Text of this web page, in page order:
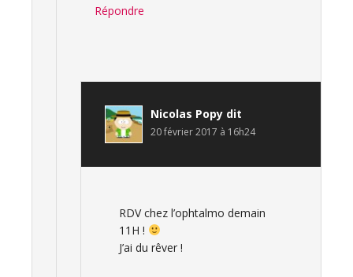
Répondre
Nicolas Popy dit
20 février 2017 à 16h24
RDV chez l’ophtalmo demain
11H !
J’ai du rêver !